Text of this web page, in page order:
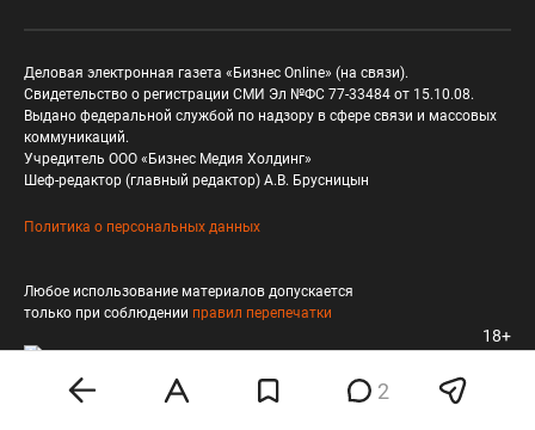
2
Деловая электронная газета «Бизнес Online» (на связи).
Свидетельство о регистрации СМИ Эл №ФС 77-33484 от 15.10.08.
Выдано федеральной службой по надзору в сфере связи и массовых
коммуникаций.
Учредитель ООО «Бизнес Медия Холдинг»
Шеф-редактор (главный редактор) А.В. Брусницын
Политика о персональных данных
Любое использование материалов допускается
только при соблюдении правил перепечатки
18+